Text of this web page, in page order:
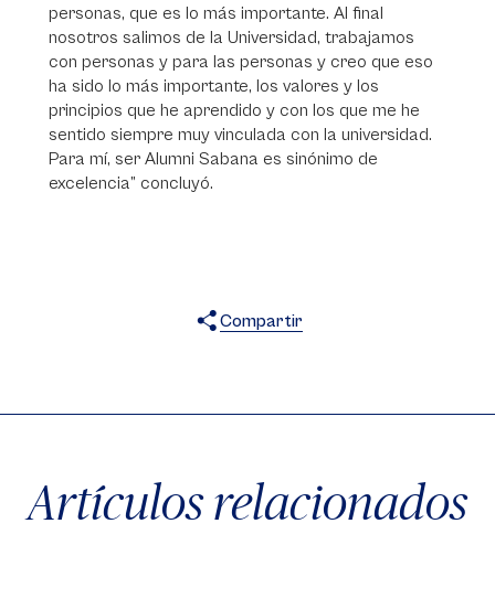
personas, que es lo más importante. Al final
nosotros salimos de la Universidad, trabajamos
con personas y para las personas y creo que eso
ha sido lo más importante, los valores y los
principios que he aprendido y con los que me he
sentido siempre muy vinculada con la universidad.
Para mí, ser Alumni Sabana es sinónimo de
excelencia” concluyó.
Compartir
Artículos relacionados